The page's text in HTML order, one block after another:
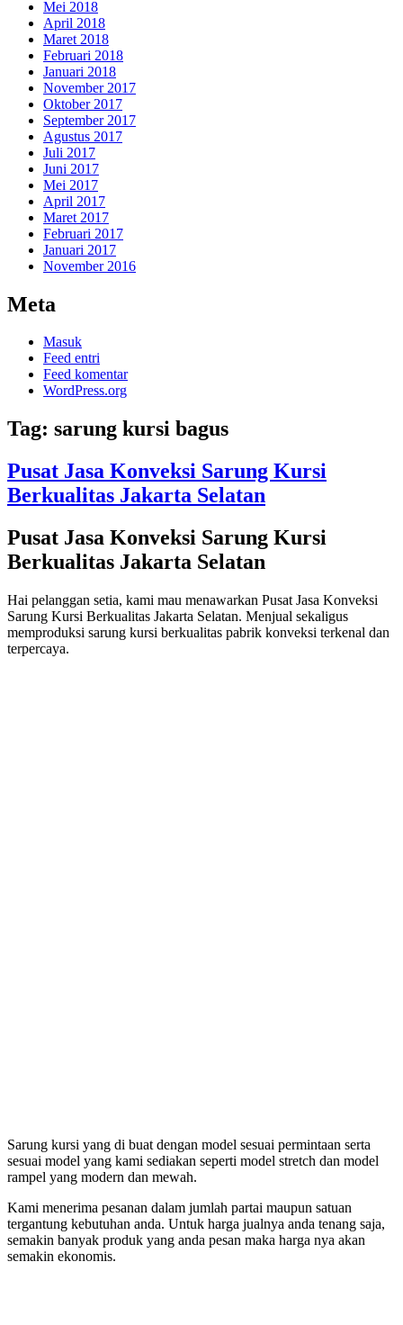
Mei 2018
April 2018
Maret 2018
Februari 2018
Januari 2018
November 2017
Oktober 2017
September 2017
Agustus 2017
Juli 2017
Juni 2017
Mei 2017
April 2017
Maret 2017
Februari 2017
Januari 2017
November 2016
Meta
Masuk
Feed entri
Feed komentar
WordPress.org
Tag: sarung kursi bagus
Pusat Jasa Konveksi Sarung Kursi
Berkualitas Jakarta Selatan
Pusat Jasa Konveksi Sarung Kursi
Berkualitas Jakarta Selatan
Hai pelanggan setia, kami mau menawarkan Pusat Jasa Konveksi
Sarung Kursi Berkualitas Jakarta Selatan. Menjual sekaligus
memproduksi sarung kursi berkualitas pabrik konveksi terkenal dan
terpercaya.
Sarung kursi yang di buat dengan model sesuai permintaan serta
sesuai model yang kami sediakan seperti model stretch dan model
rampel yang modern dan mewah.
Kami menerima pesanan dalam jumlah partai maupun satuan
tergantung kebutuhan anda. Untuk harga jualnya anda tenang saja,
semakin banyak produk yang anda pesan maka harga nya akan
semakin ekonomis.